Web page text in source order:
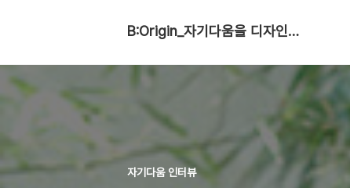
B:Origin_자기다움을 디자인합니다
자기다움 인터뷰